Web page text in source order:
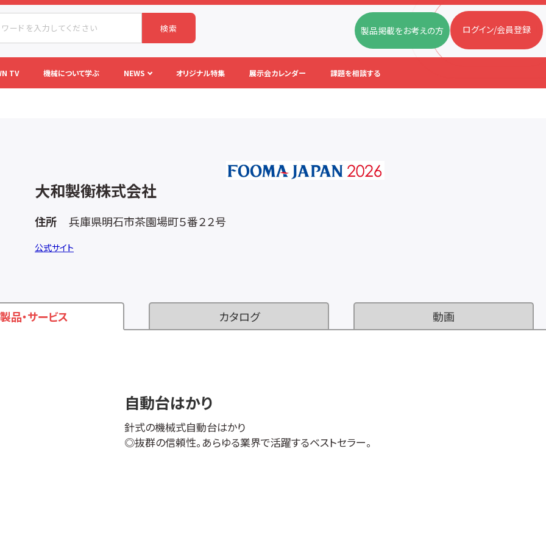
検索 製品掲載をお考えの方 ログイン/会員登録
TV 機械について学ぶ NEWS オリジナル特集 展示会カレンダー 課題を相談する
大和製衡株式会社
住所 兵庫県明石市茶園場町５番２２号
公式サイト
製品・サービス カタログ 動画
自動台はかり
針式の機械式自動台はかり
◎抜群の信頼性。あらゆる業界で活躍するベストセラー。